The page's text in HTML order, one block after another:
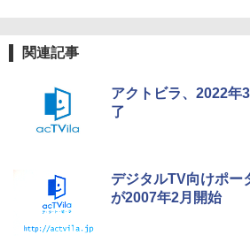
関連記事
アクトビラ、2022年
了
デジタルTV向けポー
が2007年2月開始